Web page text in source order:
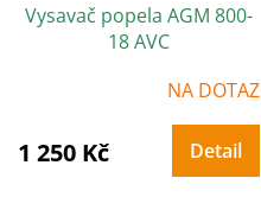
Vysavač popela AGM 800-
18 AVC
NA DOTAZ
1 250 Kč Detail